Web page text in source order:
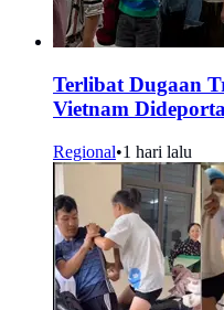
Terlibat Dugaan
Vietnam
Regional•1 hari lalu